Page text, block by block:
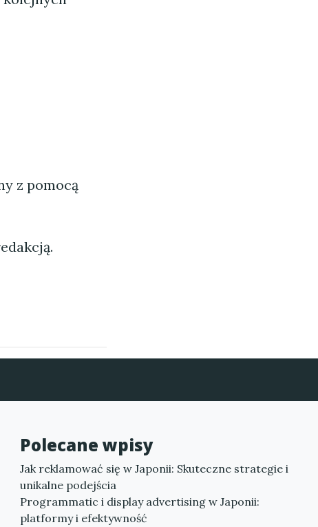
z pomocą
Polecane wpisy
Jak reklamować się w Japonii: Skuteczne strategie i
unikalne podejścia
Programmatic i display advertising w Japonii:
platformy i efektywność